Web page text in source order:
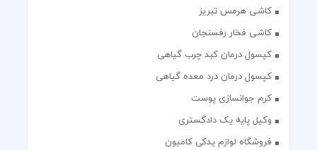
کاشی هرمس تبریز
کاشی فخار رفسنجان
کپسول درمان کبد چرب گیاهی
کپسول درمان درد معده گیاهی
کرم جوانسازی پوست
وکیل پایه یک دادگستری
فروشگاه لوازم یدکی کامیون